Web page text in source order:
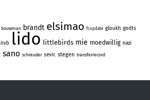
bouwman brandt elsimao fcupdate gloukh godts
lido littlebirds mie moedwillig nazi
sano schreuder sevic stegen transferrecord